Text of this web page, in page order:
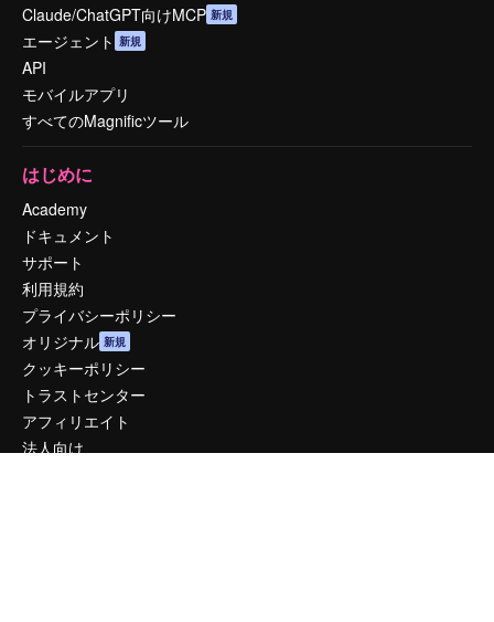
Claude/ChatGPT向けMCP 新規
エージェント 新規
API
モバイルアプリ
すべてのMagnificツール
はじめに
Academy
ドキュメント
サポート
利用規約
プライバシーポリシー
オリジナル 新規
クッキーポリシー
トラストセンター
アフィリエイト
法人向け